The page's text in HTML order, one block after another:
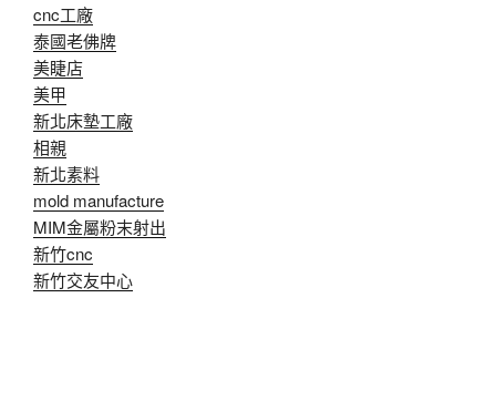
cnc工廠
泰國老佛牌
美睫店
美甲
新北床墊工廠
相親
新北素料
mold manufacture
MIM金屬粉末射出
新竹cnc
新竹交友中心